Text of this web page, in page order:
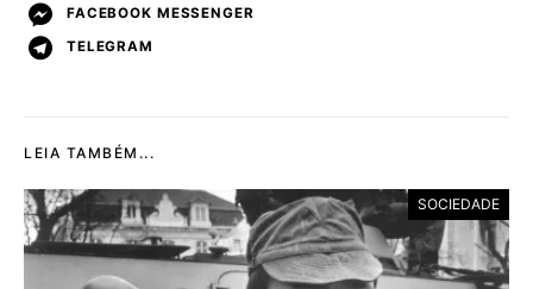
FACEBOOK MESSENGER
TELEGRAM
LEIA TAMBÉM...
SOCIEDADE